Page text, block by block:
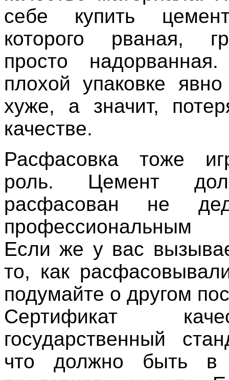
себе купить
которого рваная,
просто
плохой упаковке
хуже, а значит,
качестве.
Расфасовка тоже
роль. Цемент
расфасован не
профессиональным
Если же у вас
то, как
подумайте о другом
Сертификат
государственный
что должно быть в